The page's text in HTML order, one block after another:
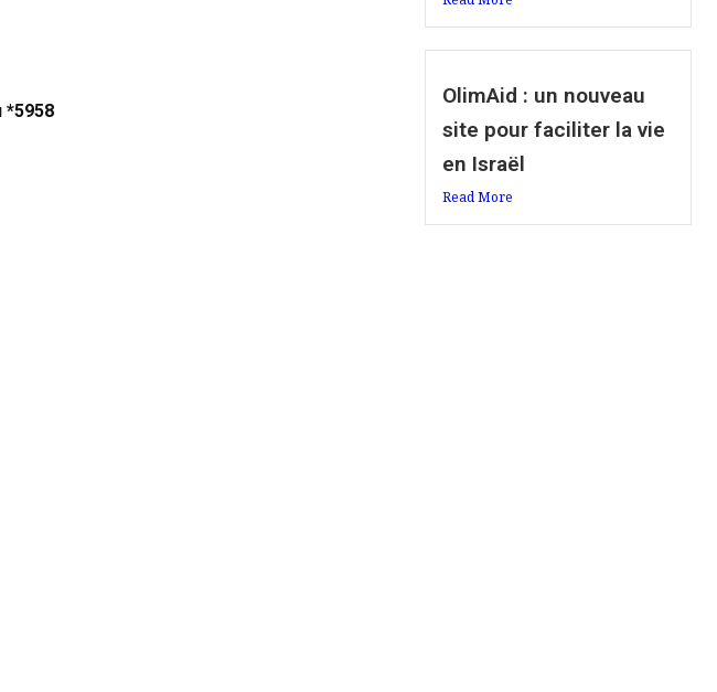
*5958
OlimAid : un nouveau
site pour faciliter la vie
en Israël
Read More